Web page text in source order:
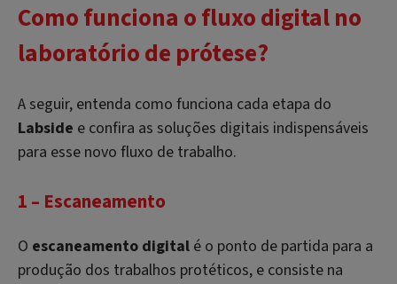
Como funciona o fluxo digital no
laboratório de prótese?
A seguir, entenda como funciona cada etapa do
Labside e confira as soluções digitais indispensáveis
para esse novo fluxo de trabalho.
1 – Escaneamento
O escaneamento digital é o ponto de partida para a
produção dos trabalhos protéticos, e consiste na